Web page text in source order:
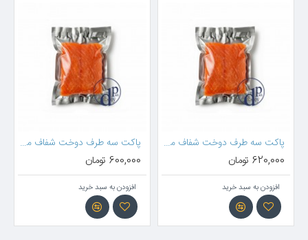
پاکت سه طرف دوخت شفاف متالایز 15*11 (بدون زیپ)
620,000 تومان
افزودن به سبد خرید
پاکت سه طرف دوخت شفاف متالایز 20*15 (بدون زیپ)
600,000 تومان
افزودن به سبد خرید